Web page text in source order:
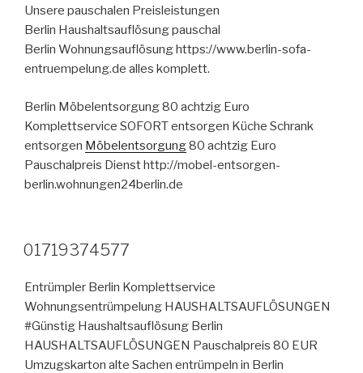
Unsere pauschalen Preisleistungen
Berlin Haushaltsauflösung pauschal
Berlin Wohnungsauflösung https://www.berlin-sofa-
entruempelung.de alles komplett.
Berlin Möbelentsorgung 80 achtzig Euro
Komplettservice SOFORT entsorgen Küche Schrank
entsorgen Möbelentsorgung80 achtzig Euro
Pauschalpreis Dienst http://mobel-entsorgen-
berlin.wohnungen24berlin.de
VERÖFFENTLICHT
AM
01719374577
Entrümpler Berlin Komplettservice
Wohnungsentrümpelung HAUSHALTSAUFLÖSUNGEN
#Günstig Haushaltsauflösung Berlin
HAUSHALTSAUFLÖSUNGEN Pauschalpreis 80 EUR
Umzugskarton alte Sachen entrümpeln in Berlin